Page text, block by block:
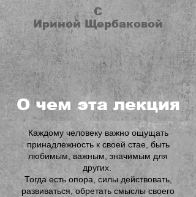
С
Ириной Щербаковой
О чем эта лекция
Каждому человеку важно ощущать
принадлежность к своей стае, быть
любимым, важным, значимым для
других.
Тогда есть опора, силы действовать,
развиваться, обретать смыслы своего